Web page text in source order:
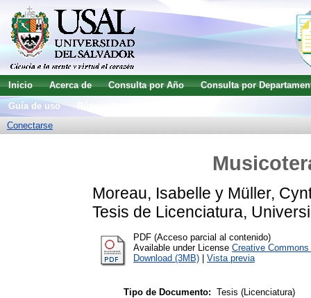
Inicio Acerca de Consulta por Año
Consulta por
Guía de uso
Conectarse
Moreau, Isabelle y Müller,
Tesis de Licenciatura,
PDF (Acceso parcial al contenido)
Available under License Creative
Download (3MB)
Vista previa
Tipo de Documento: Tesis (Licenciatura)